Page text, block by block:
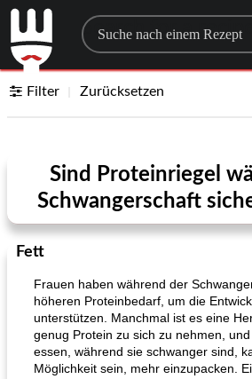
Search for a recipe
Filter Zurücksetzen
Sind Proteinriegel
Schwangerschaft
Fett
Frauen haben während der
höheren Proteinbedarf, um die
unterstützen. Manchmal ist es eine
genug Protein zu sich zu nehmen,
essen, während sie schwanger sind,
Möglichkeit sein, mehr einzupacken.